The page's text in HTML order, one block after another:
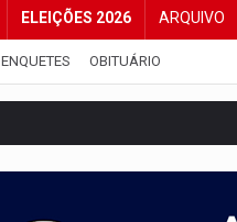
ELEIÇÕES 2026 ARQUIVO
ENQUETES OBITUÁRIO